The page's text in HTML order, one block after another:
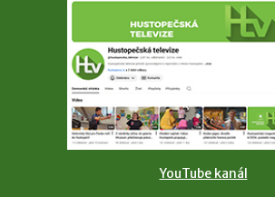
YouTube kanál